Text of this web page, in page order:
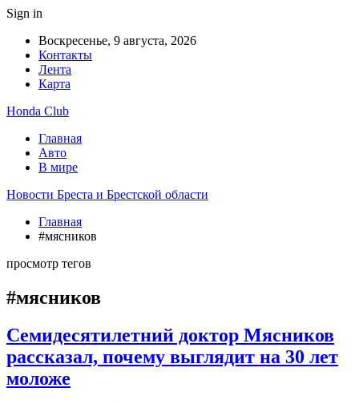
Sign in
Воскресенье, 9 августа, 2026
Контакты
Лента
Карта
Honda Club
Главная
Авто
В мире
Новости Бреста и Брестской области
Главная
#мясников
просмотр тегов
#мясников
Семидесятилетний доктор Мясников
рассказал, почему выглядит на 30 лет
моложе